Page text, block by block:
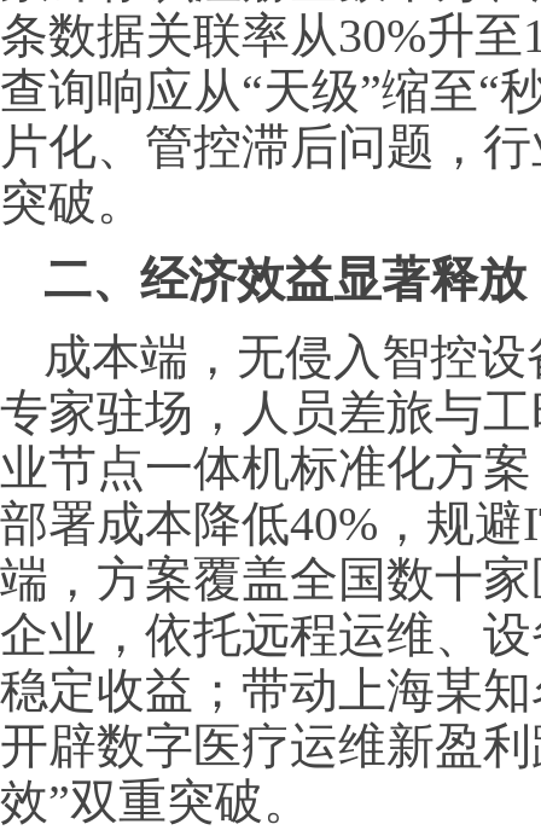
条数据关联率从30%升
查询响应从“天级”缩至“
片化、管控滞后问题，
突破。
二、经济效益显著释放
成本端，无侵入智控
专家驻场，人员差旅与
业节点一体机标准化方
部署成本降低40%，规
端，方案覆盖全国数十
企业，依托远程运维、
稳定收益；带动上海某
开辟数字医疗运维新盈
效”双重突破。